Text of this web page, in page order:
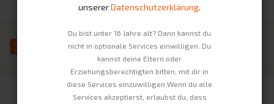
Copyright © Swobbee GmbH Deutsch
unsererDatenschutzerklärung.
Du bist unter 16 Jahre alt? Dann kannst du
nicht in optionale Services einwilligen. Du
kannst deine Eltern oder
Erziehungsberechtigten bitten, mit dir in
diese Services einzuwilligen.Wenn du alle
Services akzeptierst, erlaubst du, dass